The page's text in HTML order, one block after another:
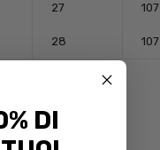
27 107
28 107
DI